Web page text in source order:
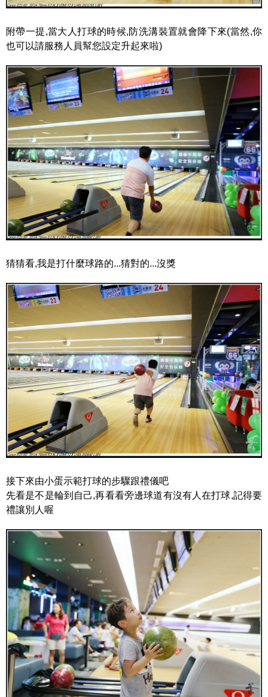
附帶一提,當大人打球的時候,防洗溝裝置就會降下來(當然,你
也可以請服務人員幫您設定升起來啦)
猜猜看,我是打什麼球路的...猜對的...沒獎
接下來由小蛋示範打球的步驟跟禮儀吧
先看是不是輪到自己,再看看旁邊球道有沒有人在打球,記得要
禮讓別人喔